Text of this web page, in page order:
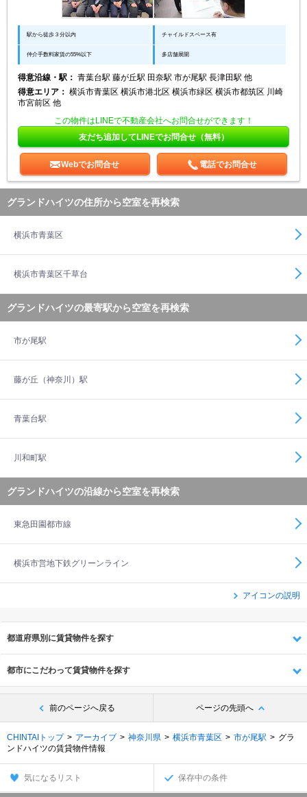
駅から徒歩３分以内 チャイルドスペース有
仲介手数料家賃の55%以下 多店舗展開
得意沿線・駅： 青葉台駅 藤が丘駅 田奈駅 市が尾駅 長津田駅 他
得意エリア： 横浜市青葉区 横浜市港北区 横浜市緑区 横浜市都筑区 川崎
市宮前区 他
この物件はLINEで不動産会社へお問合せができます！
友だち追加してLINEでお問合せ（無料）
Webでお問合せ 電話でお問合せ
グランドハイツの住所から空室を再検索
横浜市青葉区
横浜市青葉区千草台
グランドハイツの最寄駅から空室を再検索
市が尾駅
藤が丘（神奈川）駅
青葉台駅
川和町駅
グランドハイツの沿線から空室を再検索
東急田園都市線
横浜市営地下鉄グリーンライン
アイコンの説明
都道府県別に賃貸物件を探す
都市にこだわって賃貸物件を探す
前のページへ戻る ページの先頭へ
CHINTAIトップ アーカイブ 神奈川県 横浜市青葉区 市が尾駅
グラ
ンドハイツの賃貸物件情報
気になるリスト 保存中の条件